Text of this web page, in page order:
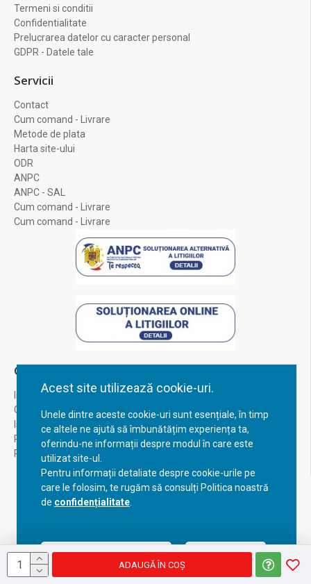
Acest site utilizează cookie-uri.
Unele dintre aceste cookie-uri sunt esențiale, în timp
ce altele ne ajută să îmbunătățim experiența ta,
oferindu-ne informații despre modul în care este
utilizat site-ul.
Pentru informații detaliate despre cookie-urile pe
care le folosim, te rugăm să consulți Politica noastră
de confidențialitate
Acceptă setările curente Configurează
ADAUGĂ ÎN COŞ
Termeni si conditii
Confidentialitate
Prelucrarea datelor cu caracter personal
GDPR - Datele tale
Servicii
Contact
Cum comand - Livrare
Metode de plata
Harta site-ului
ODR
ANPC
ANPC - SAL
Cum comand - Livrare
Cum comand - Livrare
Contul Meu
Inregistrare
Contul meu
Istoric comenzi
Recuperare parola
Returnare produs
Copyright © 2023, BravoShop, toate drepturile rezervate!